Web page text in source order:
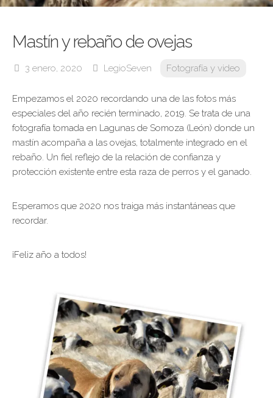
Mastín y rebaño de ovejas
3 enero, 2020 LegioSeven Fotografía y video
Empezamos el 2020 recordando una de las fotos más
especiales del año recién terminado, 2019. Se trata de una
fotografía tomada en Lagunas de Somoza (León) donde un
mastín acompaña a las ovejas, totalmente integrado en el
rebaño. Un fiel reflejo de la relación de confianza y
protección existente entre esta raza de perros y el ganado.
Esperamos que 2020 nos traiga más instantáneas que
recordar.
¡Feliz año a todos!